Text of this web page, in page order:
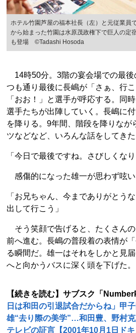
ホテル竹園芦屋の福本社長（左）と元従業員
から始まった竹園は水原茂政権下で巨人の定
も登場 ©Tadashi Hosoda
14時50分。3階の宴会場での最後
つも通り最後に長嶋が「さぁ、行こ
「おお！」と選手が呼応する。同
選手たちが出陣していく。長嶋に
を降りる。9年間、階段を降りなが
ツなどなど、いろんな話をしてきた
「今日で最後ですね。さびしくなり
感傷的になった雄一が思わず呟い
「お兄ちゃん、今までありがとう
出して行こう」
そう笑顔で告げると、たくさん
前へ進む。長嶋の普段着の表情が
る瞬間だ。雄一はそれをしかと見
へと向かうバスに深く頭を下げた。
【続きを読む】サブスク「
日は和田の引退試合だからね」甲
雄“去り際の美学”…和田豊、野村
テレビの証言【2001年10月1日ドキ